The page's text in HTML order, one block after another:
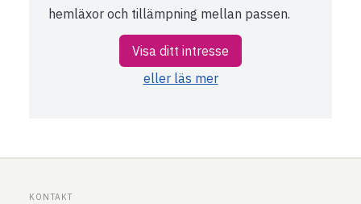
hemläxor och tillämpning mellan passen.
Visa ditt intresse
eller läs mer
KONTAKT